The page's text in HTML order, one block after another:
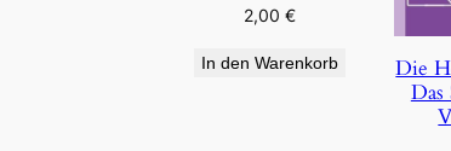
2,00 €
In den Warenkorb
Die
Das